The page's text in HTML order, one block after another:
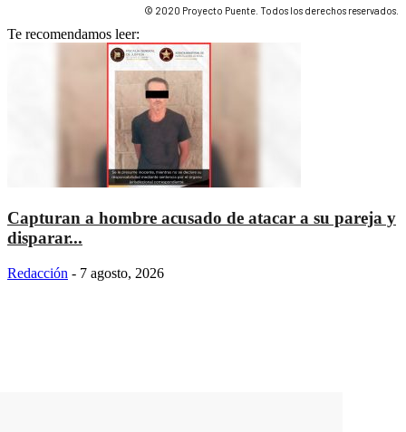
© 2020 Proyecto Puente. Todos los derechos reservados.
Te recomendamos leer:
Capturan a hombre acusado de atacar a su pareja y
disparar...
Redacción - 7 agosto, 2026